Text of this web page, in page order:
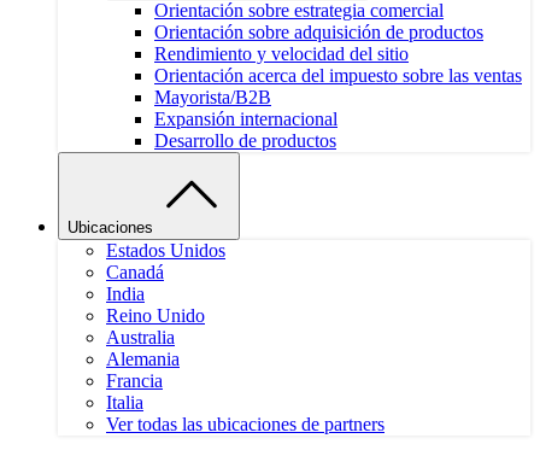
Orientación sobre estrategia comercial
Orientación sobre adquisición de productos
Rendimiento y velocidad del sitio
Orientación acerca del impuesto sobre las ventas
Mayorista/B2B
Expansión internacional
Desarrollo de productos
Ubicaciones
Estados Unidos
Canadá
India
Reino Unido
Australia
Alemania
Francia
Italia
Ver todas las ubicaciones de partners